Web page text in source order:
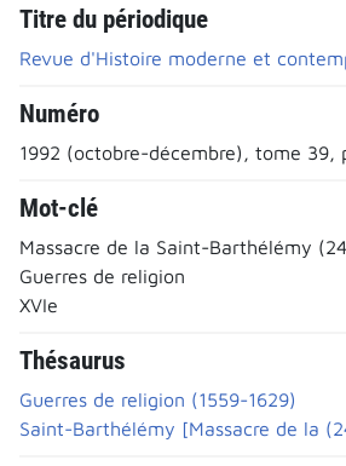
Titre du périodique
Revue d'Histoire moderne et
Numéro
1992 (octobre-décembre), tome 39,
Mot-clé
Massacre de la Saint-Barthélémy
Guerres de religion
XVIe
Thésaurus
Guerres de religion (1559-1629)
Saint-Barthélémy [Massacre de la